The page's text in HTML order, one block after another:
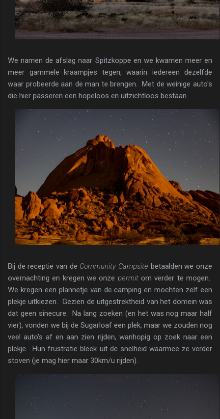
We namen de afslag naar Spitzkoppe en we kwamen meer en
meer gammele kraampjes tegen, waarin iedereen dezelfde
waar probeerde aan de man te brengen. Met de weinige auto's
die hier passeren een hopeloos en uitzichtloos bestaan.
Bij de receptie van de Community Campsite betaalden we onze
overnachting en kregen we onze permitom verder te mogen.
We kregen een plannetje van de camping en mochten zelf een
plekje uitkiezen. Gezien de uitgestrektheid van het domein was
dat geen sinecure. Na lang zoeken (en het was nog maar half
vier), vonden we bij de Sugarloaf een plek, maar we zouden nog
veel auto's af en aan zien rijden, wanhopig op zoek naar een
plekje. Hun frustratie bleek uit de snelheid waarmee ze verder
stoven (je mag hier maar 30km/u rijden).